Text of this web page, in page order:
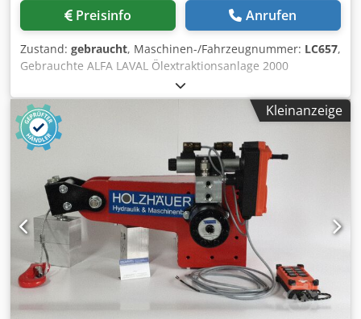
Preisinfo Anrufen
Zustand: gebraucht, Maschinen-/Fahrzeugnummer: LC657,
Gebrauchte ALFA LAVAL Ölextraktionsanlage 2000
Kg/hTechnische Spezifikationen & LeistungsdatenDiese
komplette Olivenöl-Verarbeitungslinie kombiniert
bewährte Alfa Laval Separationstechnologie mit robuster
Knet- und Aufbereitungs­technik, um eine zuverlässige,
kontinuierliche Extraktionsleistung zu liefern. Es handelt
sich um eine gebrauchte, industrielle
Verarbeitungslösung, die für den Betrieb vorgelagert zu
einer Speiseöl-Abfüll- und Industrie­verpackungsanlage
ausgelegt ist – ideal für Produzenten, die eine gebrauchte
Abfülllinie integrieren oder ihre Getränkeproduktion und
Speiseöl-Verarbeitungskapazität ausbauen
möchten.Stündlicher Durchsatz: 20 ql/h (approx. 2,000
kg/h of olives)Kernkomponenten: Olivenförderer,
Hammermühle, Knetwerk 1 Sektion, Knetwerk 4 Sektionen,
Kleinanzeige